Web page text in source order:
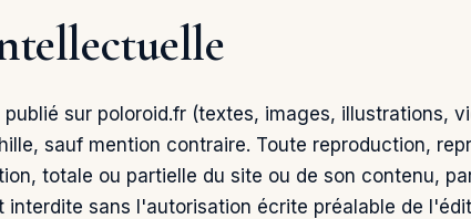
publié sur poloroid.fr (textes, images, illustrations,
sauf mention contraire. Toute reproduction,
totale ou partielle du site ou de son contenu,
interdite sans l'autorisation écrite préalable de